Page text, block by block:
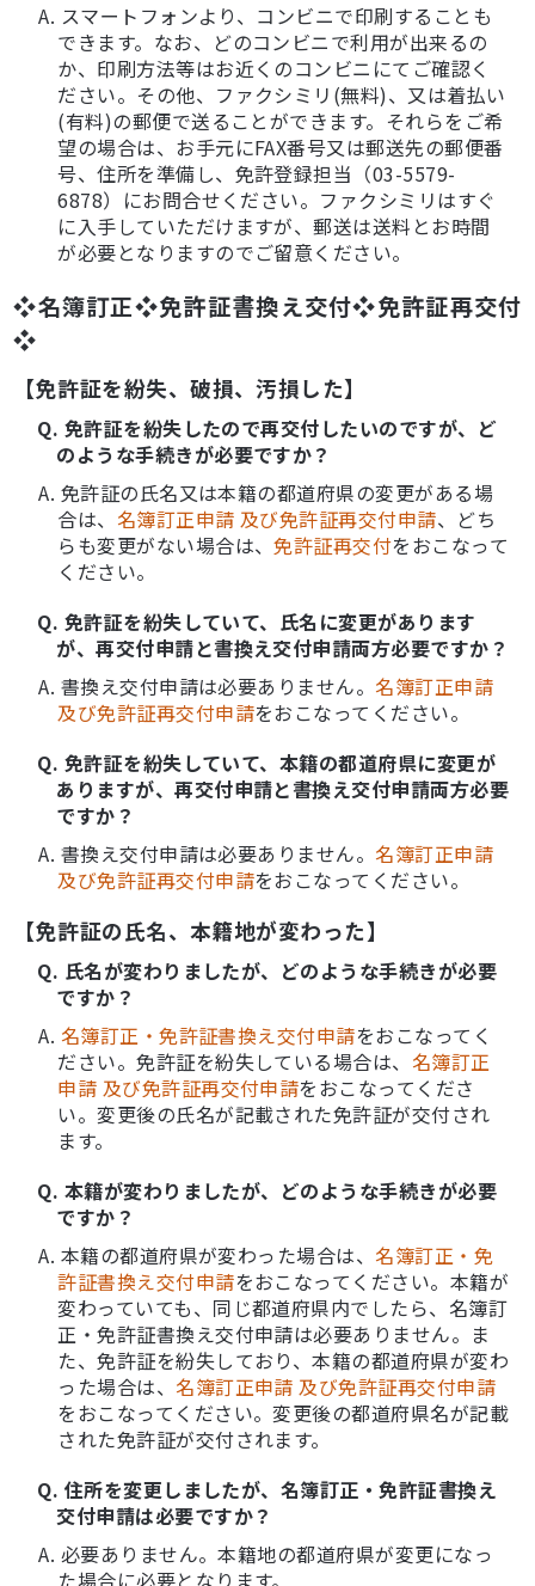
A. スマートフォンより、コンビニで印刷することも
できます。なお、どのコンビニで利用が出来るの
か、印刷方法等はお近くのコンビニにてご確認く
ださい。その他、ファクシミリ(無料)、又は着払い
(有料)の郵便で送ることができます。それらをご希
望の場合は、お手元にFAX番号又は郵送先の郵便番
号、住所を準備し、免許登録担当（03-5579-
6878）にお問合せください。ファクシミリはすぐ
に入手していただけますが、郵送は送料とお時間
が必要となりますのでご留意ください。
❖名簿訂正❖免許証書換え交付❖免許証再交付
❖
【免許証を紛失、破損、汚損した】
Q. 免許証を紛失したので再交付したいのですが、ど
のような手続きが必要ですか？
A. 免許証の氏名又は本籍の都道府県の変更がある場
合は、 名簿訂正申請 及び免許証再交付申請、どち
らも変更がない場合は、免許証再交付をおこなって
ください。
Q. 免許証を紛失していて、氏名に変更があります
が、再交付申請と書換え交付申請両方必要ですか？
A. 書換え交付申請は必要ありません。 名簿訂正申請
及び免許証再交付申請をおこなってください。
Q. 免許証を紛失していて、本籍の都道府県に変更が
ありますが、再交付申請と書換え交付申請両方必要
ですか？
A. 書換え交付申請は必要ありません。 名簿訂正申請
及び免許証再交付申請をおこなってください。
【免許証の氏名、本籍地が変わった】
Q. 氏名が変わりましたが、どのような手続きが必要
ですか？
A. 名簿訂正・免許証書換え交付申請をおこなってく
ださい。免許証を紛失している場合は、 名簿訂正
申請 及び免許証再交付申請をおこなってくださ
い。変更後の氏名が記載された免許証が交付され
ます。
Q. 本籍が変わりましたが、どのような手続きが必要
ですか？
A. 本籍の都道府県が変わった場合は、 名簿訂正・免
許証書換え交付申請をおこなってください。本籍が
変わっていても、同じ都道府県内でしたら、名簿訂
正・免許証書換え交付申請は必要ありません。ま
た、免許証を紛失しており、本籍の都道府県が変わ
った場合は、 名簿訂正申請 及び免許証再交付申請
をおこなってください。変更後の都道府県名が記載
された免許証が交付されます。
Q. 住所を変更しましたが、名簿訂正・免許証書換え
交付申請は必要ですか？
A. 必要ありません。本籍地の都道府県が変更になっ
た場合に必要となります。